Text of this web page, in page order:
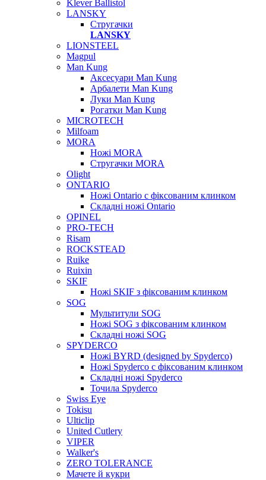
Klever Ballistol
LANSKY
Стругачки
LANSKY
LIONSTEEL
Magpul
Man Kung
Аксесуари Man Kung
Арбалети Man Kung
Луки Man Kung
Рогатки Man Kung
MICROTECH
Milfoam
MORA
Ножі MORA
Стругачки MORA
Olight
ONTARIO
Ножі Ontario c фіксованим клинком
Складні ножі Ontario
OPINEL
PRO-TECH
Risam
ROCKSTEAD
Ruike
Ruixin
SKIF
Ножі SKIF з фіксованим клинком
SOG
Мультитули SOG
Ножі SOG з фіксованим клинком
Складні ножі SOG
SPYDERCO
Ножі BYRD (designed by Spyderco)
Ножі Spyderco c фіксованим клинком
Складні ножі Spyderco
Точила Spyderco
Swiss Eye
Tokisu
Ulticlip
United Cutlery
VIPER
Walker's
ZERO TOLERANCE
Мачете й кукри